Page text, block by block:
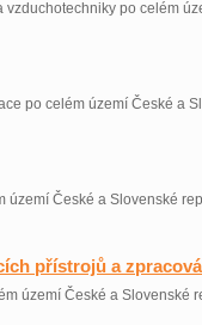
vzduchotechniky po celém
po celém území České a
území České a Slovenské
přístrojů a
území České a Slovenské